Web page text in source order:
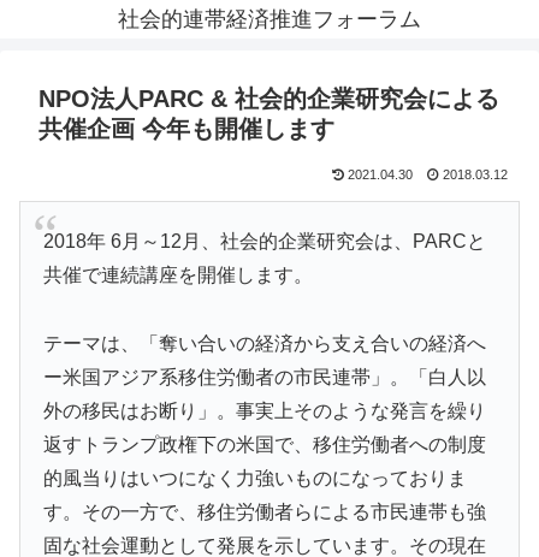
社会的連帯経済推進フォーラム
NPO法人PARC & 社会的企業研究会による
共催企画 今年も開催します
2021.04.30 2018.03.12
2018年 6月～12月、社会的企業研究会は、PARCと
共催で連続講座を開催します。
テーマは、「奪い合いの経済から支え合いの経済へ
ー米国アジア系移住労働者の市民連帯」。「白人以
外の移民はお断り」。事実上そのような発言を繰り
返すトランプ政権下の米国で、移住労働者への制度
的風当りはいつになく力強いものになっておりま
す。その一方で、移住労働者らによる市民連帯も強
固な社会運動として発展を示しています。その現在